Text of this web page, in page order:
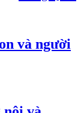
và người